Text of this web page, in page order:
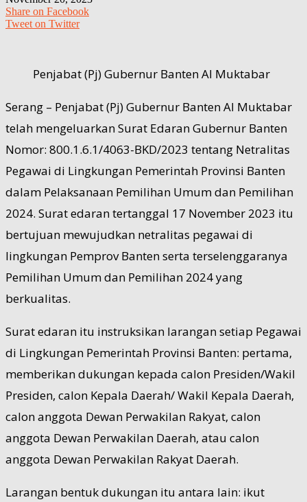
Share on Facebook
Tweet on Twitter
Penjabat (Pj) Gubernur Banten Al Muktabar
Serang – Penjabat (Pj) Gubernur Banten Al Muktabar
telah mengeluarkan Surat Edaran Gubernur Banten
Nomor: 800.1.6.1/4063-BKD/2023 tentang Netralitas
Pegawai di Lingkungan Pemerintah Provinsi Banten
dalam Pelaksanaan Pemilihan Umum dan Pemilihan
2024. Surat edaran tertanggal 17 November 2023 itu
bertujuan mewujudkan netralitas pegawai di
lingkungan Pemprov Banten serta terselenggaranya
Pemilihan Umum dan Pemilihan 2024 yang
berkualitas.
Surat edaran itu instruksikan larangan setiap Pegawai
di Lingkungan Pemerintah Provinsi Banten: pertama,
memberikan dukungan kepada calon Presiden/Wakil
Presiden, calon Kepala Daerah/ Wakil Kepala Daerah,
calon anggota Dewan Perwakilan Rakyat, calon
anggota Dewan Perwakilan Daerah, atau calon
anggota Dewan Perwakilan Rakyat Daerah.
Larangan bentuk dukungan itu antara lain: ikut